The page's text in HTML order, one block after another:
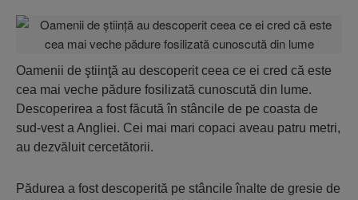
Oamenii de ştiinţă au descoperit ceea ce ei cred că este
cea mai veche pădure fosilizată cunoscută din lume.
Descoperirea a fost făcută în stâncile de pe coasta de
sud-vest a Angliei. Cei mai mari copaci aveau patru metri,
au dezvăluit cercetătorii.
Pădurea a fost descoperită pe stâncile înalte de gresie de